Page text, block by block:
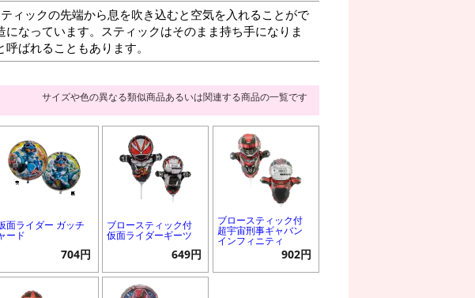
ィックの先端から息を吹き込むと空気を入れることがで
になっています。スティックはそのまま持ち手になりま
ばれることもあります。
サイズや色の異なる類似商品あるいは関連する商品の一覧です
面ライダー ガッチ
ード
704円
ブロースティック付
仮面ライダーギーツ
649円
ブロースティック付
超宇宙刑事ギャバン
インフィニティ
902円